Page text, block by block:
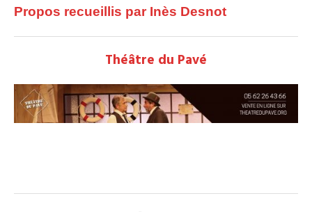
Propos recueillis par Inès Desnot
Théâtre du Pavé